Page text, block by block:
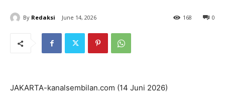
By Redaksi June 14, 2026 0
168
JAKARTA-kanalsembilan.com (14 Juni 2026)